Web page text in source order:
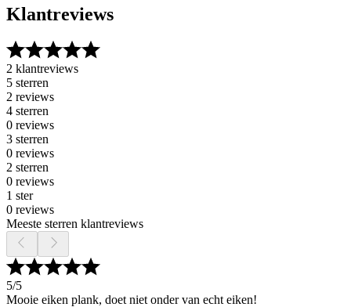
Klantreviews
2 klantreviews
5 sterren
2 reviews
4 sterren
0 reviews
3 sterren
0 reviews
2 sterren
0 reviews
1 ster
0 reviews
Meeste sterren klantreviews
5/5
Mooie eiken plank, doet niet onder van echt eiken!